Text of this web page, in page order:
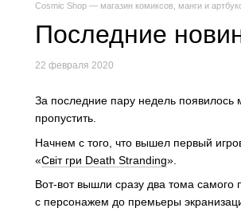
Cosmic Shop — магазин комиксов, манги и
Последние
22 февраля 2020
За последние пару недель появилось
пропустить.
Начнем с того, что вышел первый
«Світ гри Death Stranding».
Вот-вот вышли сразу два тома самого
с персонажем до премьеры